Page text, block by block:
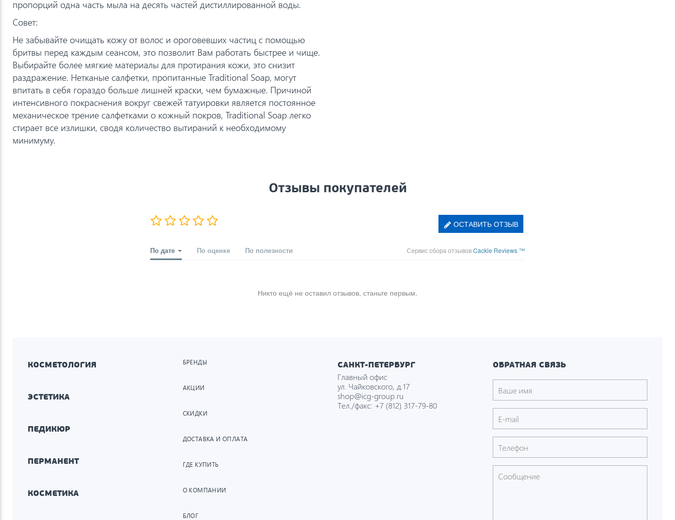
пропорций одна часть мыла на десять частей дистиллированной воды.
Совет:
Не забывайте очищать кожу от волос и ороговевших частиц с помощью
бритвы перед каждым сеансом, это позволит Вам работать быстрее и чище.
Выбирайте более мягкие материалы для протирания кожи, это снизит
раздражение. Нетканые салфетки, пропитанные Traditional Soap, могут
впитать в себя гораздо больше лишней краски, чем бумажные. Причиной
интенсивного покраснения вокруг свежей татуировки является постоянное
механическое трение салфетками о кожный покров, Traditional Soap легко
стирает все излишки, сводя количество вытираний к необходимому
минимуму.
Отзывы покупателей
ОСТАВИТЬ ОТЗЫВ
По дате По оценке По полезности Сервис сбора отзывовCackle Reviews ™
Никто ещё не оставил отзывов, станьте первым.
КОСМЕТОЛОГИЯ
ЭСТЕТИКА
ПЕДИКЮР
ПЕРМАНЕНТ
КОСМЕТИКА
БРЕНДЫ
АКЦИИ
СКИДКИ
ДОСТАВКА И ОПЛАТА
ГДЕ КУПИТЬ
О КОМПАНИИ
БЛОГ
САНКТ-ПЕТЕРБУРГ
Главный офис
ул. Чайковского, д.17
shop@icg-group.ru
Тел./факс: +7 (812) 317-79-80
ОБРАТНАЯ СВЯЗЬ